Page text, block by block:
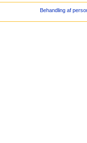
Behandling af